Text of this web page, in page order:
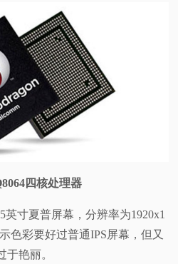
四核处理器
英寸夏普屏幕，分辨率为1920x1
色彩要好过普通IPS屏幕，但又
于艳丽。